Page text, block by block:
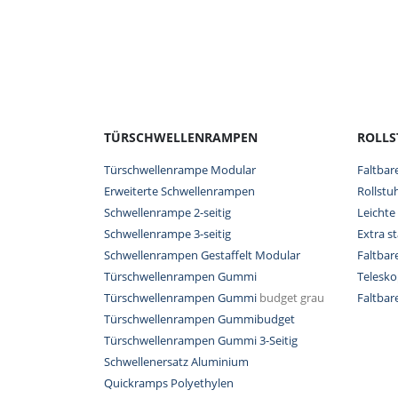
TÜRSCHWELLENRAMPEN
Türschwellenrampe Modular
Erweiterte Schwellenrampen
Schwellenrampe 2-seitig
Schwellenrampe 3-seitig
Schwellenrampen Gestaffelt Modular
Türschwellenrampen Gummi
Türschwellenrampen Gummi budget grau
Türschwellenrampen Gummibudget
Türschwellenrampen Gummi 3-Seitig
Schwellenersatz Aluminium
Quickramps Polyethylen
Extra